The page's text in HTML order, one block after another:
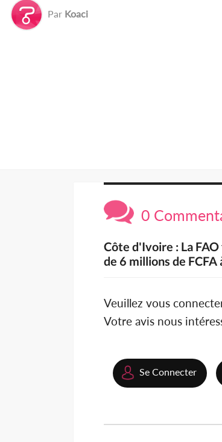
Par Koaci
0
Côte d'Ivoire : La
de 6 millions de
Veuillez vous
Votre avis nous
Se Connecter